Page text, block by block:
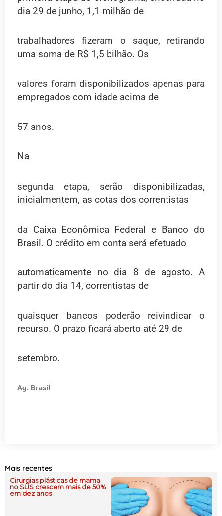
dia 29 de junho, 1,1 milhão de
trabalhadores fizeram o saque, retirando
uma soma de R$ 1,5 bilhão. Os
valores foram disponibilizados apenas para
empregados com idade acima de
57 anos.
Na
segunda etapa, serão disponibilizadas,
inicialmentem, as cotas dos correntistas
da Caixa Econômica Federal e Banco do
Brasil. O crédito em conta será efetuado
automaticamente no dia 8 de agosto. A
partir do dia 14, correntistas de
quaisquer bancos poderão reivindicar o
recurso. O prazo ficará aberto até 29 de
setembro.
Ag. Brasil
Mais recentes
Cirurgias plásticas de mama
no SUS crescem mais de 50%
em dez anos